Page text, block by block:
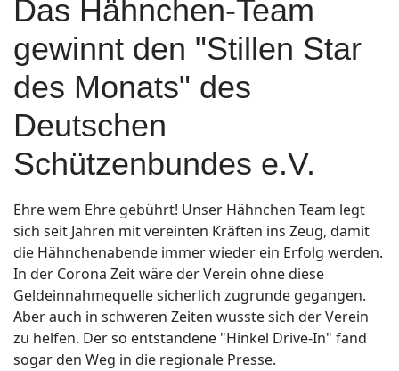
Das Hähnchen-Team
gewinnt den "Stillen Star
des Monats" des
Deutschen
Schützenbundes e.V.
Ehre wem Ehre gebührt! Unser Hähnchen Team legt
sich seit Jahren mit vereinten Kräften ins Zeug, damit
die Hähnchenabende immer wieder ein Erfolg werden.
In der Corona Zeit wäre der Verein ohne diese
Geldeinnahmequelle sicherlich zugrunde gegangen.
Aber auch in schweren Zeiten wusste sich der Verein
zu helfen. Der so entstandene "Hinkel Drive-In" fand
sogar den Weg in die regionale Presse.